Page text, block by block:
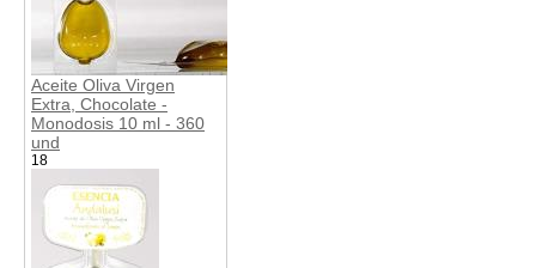
Aceite Oliva Virgen
Extra, Chocolate -
Monodosis 10 ml - 360
und
18